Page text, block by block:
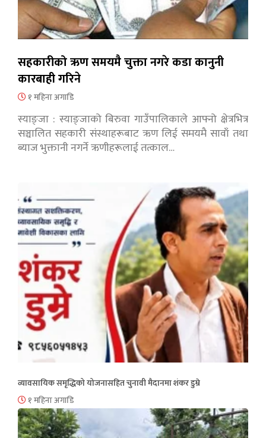
सहकारीको ऋण समयमै चुक्ता नगरे कडा कानुनी
कारबाही गरिने
१ महिना अगाडि
स्याङ्जा : स्याङ्जाको बिरुवा गाउँपालिकाले आफ्नो क्षेत्रभित्र
सञ्चालित सहकारी संस्थाहरूबाट ऋण लिई समयमै सावाँ तथा
ब्याज भुक्तानी नगर्ने ऋणीहरूलाई तत्काल…
व्यावसायिक समृद्धिको योजनासहित चुनावी मैदानमा शंकर डुम्रे
१ महिना अगाडि